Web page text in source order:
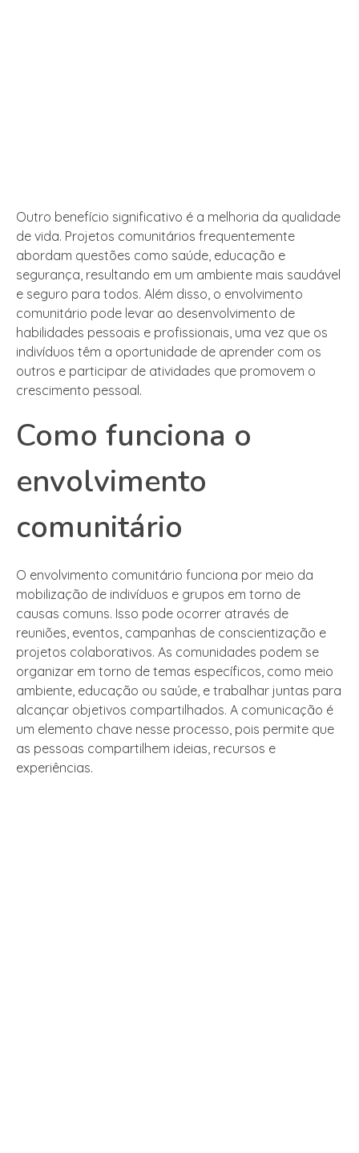
Outro benefício significativo é a melhoria da qualidade
de vida. Projetos comunitários frequentemente
abordam questões como saúde, educação e
segurança, resultando em um ambiente mais saudável
e seguro para todos. Além disso, o envolvimento
comunitário pode levar ao desenvolvimento de
habilidades pessoais e profissionais, uma vez que os
indivíduos têm a oportunidade de aprender com os
outros e participar de atividades que promovem o
crescimento pessoal.
Como funciona o
envolvimento
comunitário
O envolvimento comunitário funciona por meio da
mobilização de indivíduos e grupos em torno de
causas comuns. Isso pode ocorrer através de
reuniões, eventos, campanhas de conscientização e
projetos colaborativos. As comunidades podem se
organizar em torno de temas específicos, como meio
ambiente, educação ou saúde, e trabalhar juntas para
alcançar objetivos compartilhados. A comunicação é
um elemento chave nesse processo, pois permite que
as pessoas compartilhem ideias, recursos e
experiências.